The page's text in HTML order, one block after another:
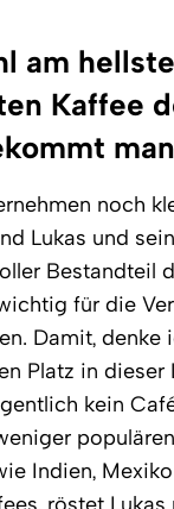
am
Kaffee
noch
Lukas und
Bestandteil
für die
Damit, denke
Platz in dieser
kein
populären
Indien,